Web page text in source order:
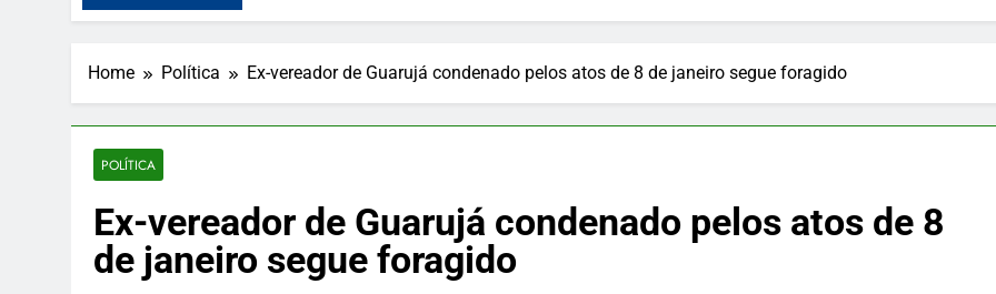
Home Política Ex-vereador de Guarujá condenado pelos atos de 8 de janeiro segue foragido
POLÍTICA
Ex-vereador de Guarujá condenado pelos atos de 8
de janeiro segue foragido